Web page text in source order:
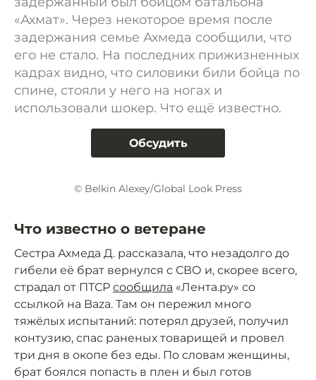
«Ахмат». Через некоторое время после
задержания семье Ахмеда сообщили, что
его не стало. На последних прижизненных
кадрах видно, что силовики били бойца по
спине, стояли у него на ногах и
использовали шокер. Что ещё известно.
Обсудить
© Belkin Alexey/Global Look Press
Что известно о ветеране
Сестра Ахмеда Д. рассказала, что незадолго до
гибели её брат вернулся с СВО и, скорее всего,
страдал от ПТСР сообщила «Лента.ру» со
ссылкой на Baza. Там он пережил много
тяжёлых испытаний: потерял друзей, получил
контузию, спас раненых товарищей и провел
три дня в окопе без еды. По словам женщины,
брат боялся попасть в плен и был готов